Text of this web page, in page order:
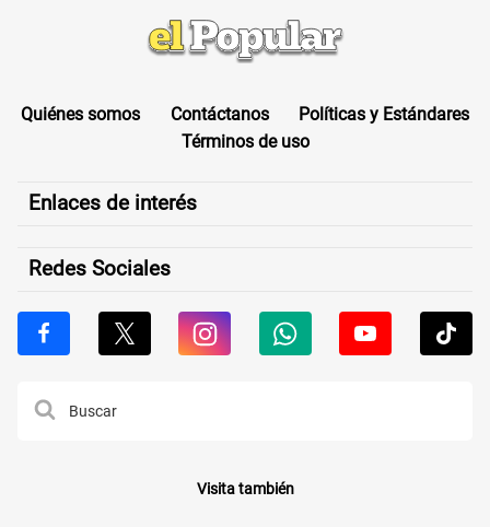
Quiénes somos Contáctanos
Políticas y Estándares
Términos de uso
Enlaces de interés
Redes Sociales
Visita también